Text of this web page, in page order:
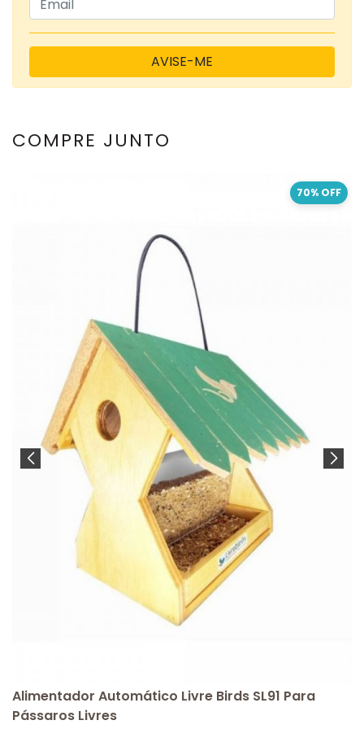
AVISE-ME
COMPRE JUNTO
70% OFF
Alimentador Automático Livre Birds SL91 Para
Pássaros Livres